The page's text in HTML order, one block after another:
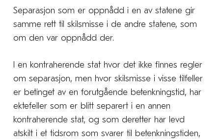
Separasjon som er oppnådd i en av statene gir
samme rett til skilsmisse i de andre statene, som
om den var oppnådd der.
I en kontraherende stat hvor det ikke finnes regler
om separasjon, men hvor skilsmisse i visse tilfeller
er betinget av en forutgående betenkningstid, har
ektefeller som er blitt separert i en annen
kontraherende stat, og som deretter har levd
atskilt i et tidsrom som svarer til betenkningstiden,